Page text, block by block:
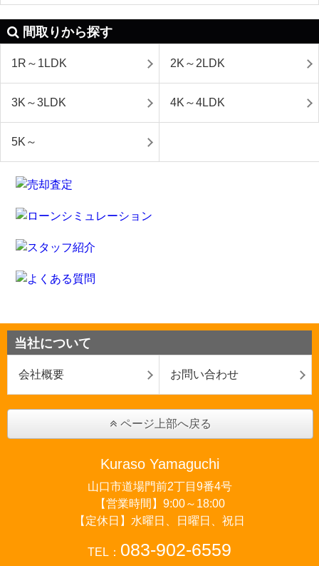
間取りから探す
1R～1LDK 2K～2LDK
3K～3LDK 4K～4LDK
5K～
当社について
会社概要 お問い合わせ
ページ上部へ戻る
Kuraso Yamaguchi
山口市道場門前2丁目9番4号
【営業時間】9:00～18:00
【定休日】水曜日、日曜日、祝日
TEL： 083-902-6559